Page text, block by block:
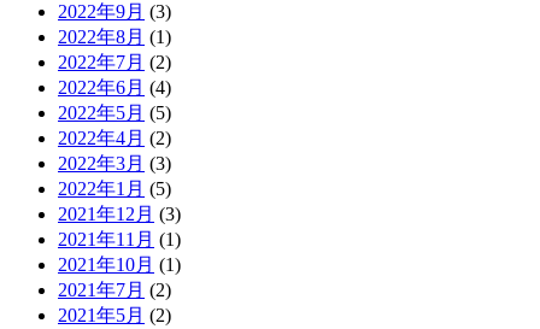
2022年9月 (3)
2022年8月 (1)
2022年7月 (2)
2022年6月 (4)
2022年5月 (5)
2022年4月 (2)
2022年3月 (3)
2022年1月 (5)
2021年12月 (3)
2021年11月 (1)
2021年10月 (1)
2021年7月 (2)
2021年5月 (2)